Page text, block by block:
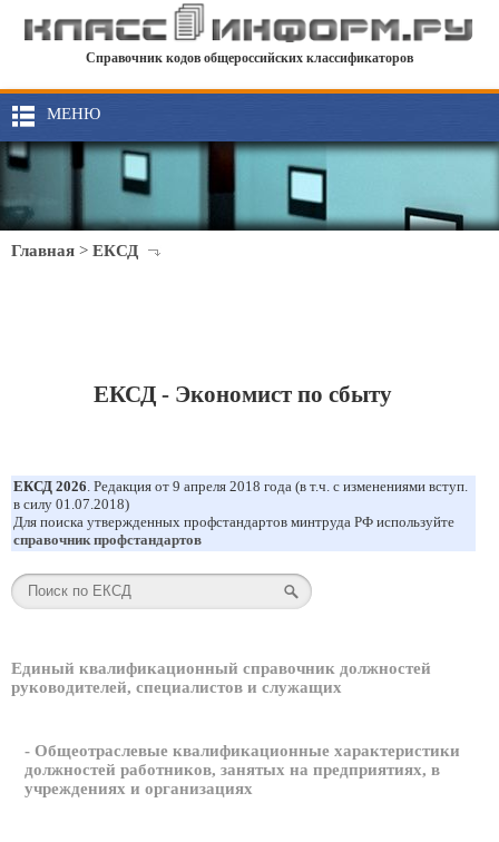
Справочник кодов общероссийских классификаторов
МЕНЮ
Главная > ЕКСД
ЕКСД - Экономист по сбыту
ЕКСД 2026. Редакция от 9 апреля 2018 года (в т.ч. с изменениями вступ.
в силу 01.07.2018)
Для поиска утвержденных профстандартов минтруда РФ используйте
справочник профстандартов
Единый квалификационный справочник должностей
руководителей, специалистов и служащих
- Общеотраслевые квалификационные характеристики
должностей работников, занятых на предприятиях, в
учреждениях и организациях